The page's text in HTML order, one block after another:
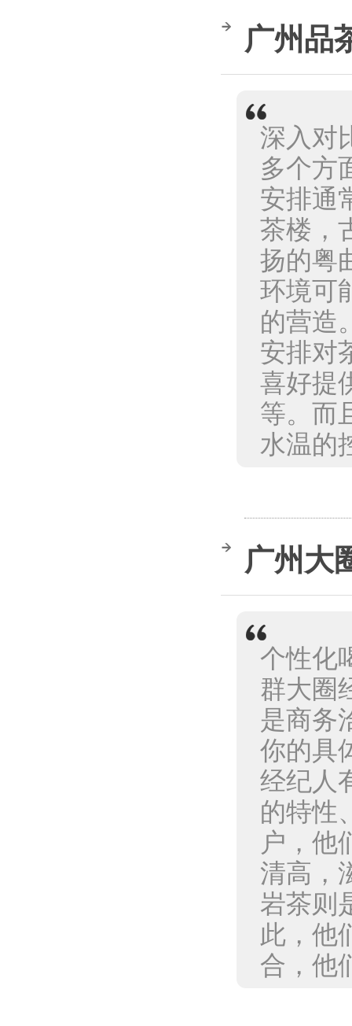
广州品
深入对
多个方
安排通
茶楼，
扬的粤
环境可
的营造
安排对
喜好提
等。而
水温的
广州大
个性化
群大圈
是商务
你的具
经纪人
的特性
户，他
清高，
岩茶则
此，他
合，他